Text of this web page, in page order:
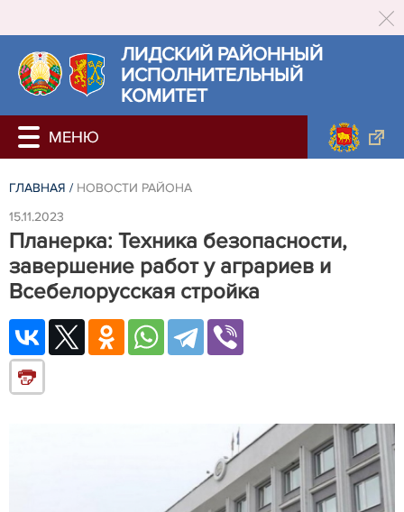
ЛИДСКИЙ РАЙОННЫЙ
ИСПОЛНИТЕЛЬНЫЙ
КОМИТЕТ
ГЛАВНАЯ / НОВОСТИ РАЙОНА
15.11.2023
Планерка: Техника безопасности,
завершение работ у аграриев и
Всебелорусская стройка